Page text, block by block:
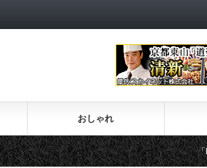
おしゃれ
「PR